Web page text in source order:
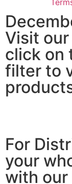
Visit
click on
filter to
For
your
with our